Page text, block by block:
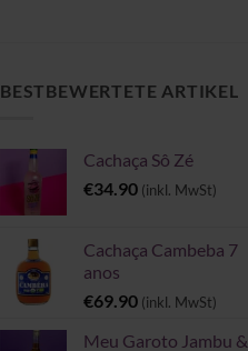
BESTBEWERTETE ARTIKEL
Cachaça Sô Zé
€34.90 (inkl. MwSt)
Cachaça Cambeba 7
anos
€69.90 (inkl. MwSt)
Meu Garoto Jambu &